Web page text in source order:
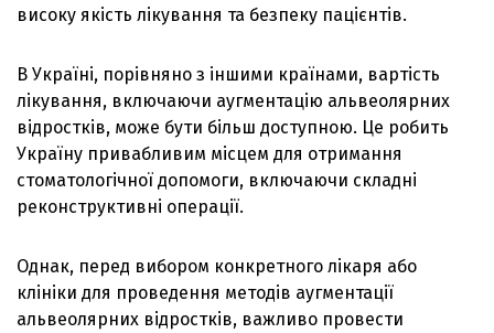
високу якість лікування та безпеку пацієнтів.
В Україні, порівняно з іншими країнами, вартість
лікування, включаючи аугментацію альвеолярних
відростків, може бути більш доступною. Це робить
Україну привабливим місцем для отримання
стоматологічної допомоги, включаючи складні
реконструктивні операції.
Однак, перед вибором конкретного лікаря або
клініки для проведення методів аугментації
альвеолярних відростків, важливо провести